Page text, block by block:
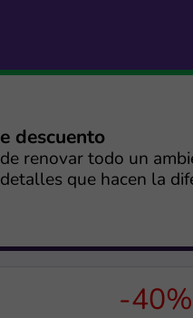
descuento
renovar todo un
que hacen la
-40%